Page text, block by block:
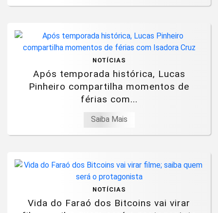
NOTÍCIAS
Após temporada histórica, Lucas
Pinheiro compartilha momentos de
férias com...
Saiba Mais
NOTÍCIAS
Vida do Faraó dos Bitcoins vai virar